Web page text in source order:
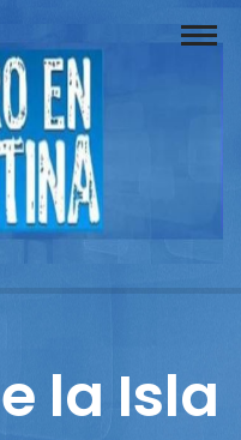
la Isla